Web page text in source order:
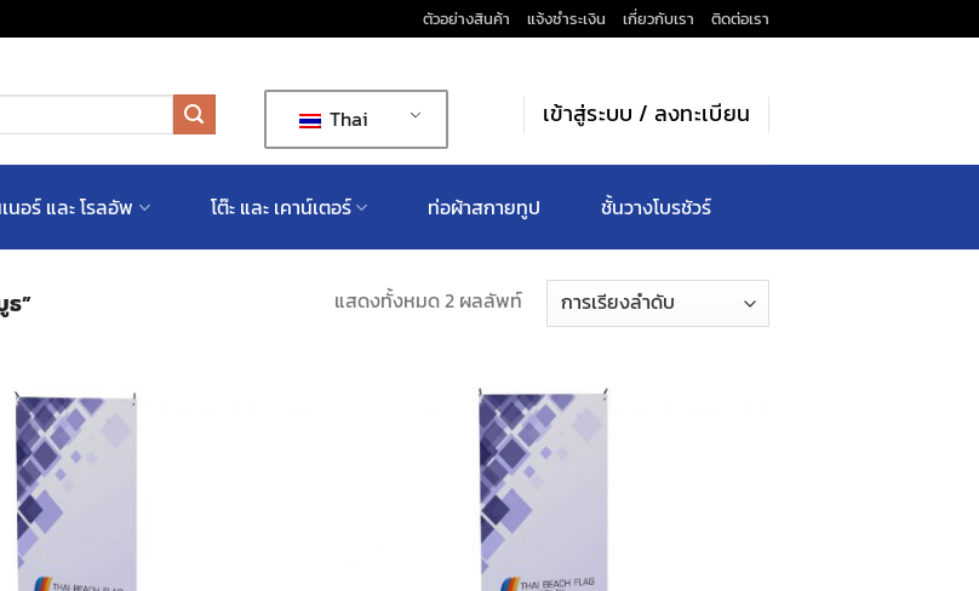
ตัวอย่างสินค้า แจ้งชำระเงิน เกี่ยวกับเรา ติดต่อเรา
Thai เข้าสู่ระบบ / ลงทะเบียน
นอร์ และ โรลอัพ โต๊ะ และ เคาน์เตอร์ ท่อผ้าสกายทูป ชั้นวางโบรชัวร์
ธ” แสดงทั้งหมด 2 ผลลัพท์